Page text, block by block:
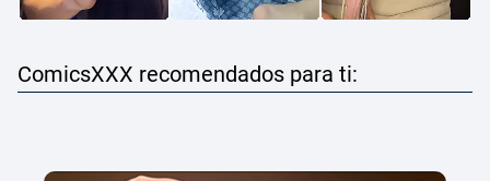
ComicsXXX recomendados para ti: